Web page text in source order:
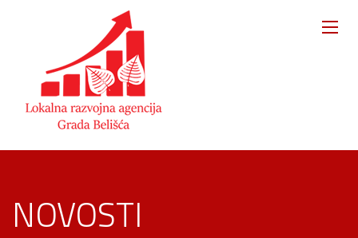
NOVOSTI